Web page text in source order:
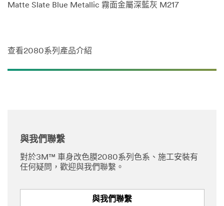
Matte Slate Blue Metallic 霧面金屬深藍灰 M217
查看2080系列產品介紹
與我們聯繫
對於3M™ 車身改色膜2080系列色系、施工安裝有
任何疑問，歡迎與我們聯繫。
與我們聯繫